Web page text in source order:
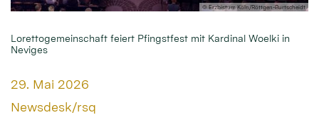
© Erzbistum Köln/Röttgen-Burtscheidt
Lorettogemeinschaft feiert Pfingstfest mit Kardinal Woelki in
Neviges
Datum:
29. Mai 2026
Von:
Newsdesk/rsq